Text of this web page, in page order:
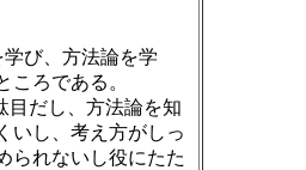
び、方法論を学
ころである。
目だし、方法論を知
いし、考え方がしっ
られないし役にたた